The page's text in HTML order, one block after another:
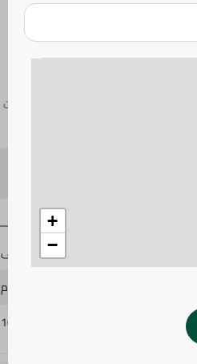
النباتي والألياف. مثالي للحمص والسلطات
الضحى
100923
+
−